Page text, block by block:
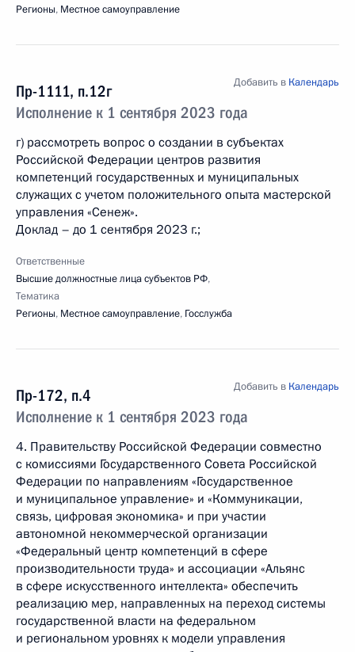
Регионы, Местное самоуправление
Пр-1111, п.12г
Исполнение к 1 сентября 2023 года
Добавить в Календарь
г) рассмотреть вопрос о создании в субъектах
Российской Федерации центров развития
компетенций государственных и муниципальных
служащих с учетом положительного опыта мастерской
управления «Сенеж».
Доклад – до 1 сентября 2023 г.;
Ответственные
Высшие должностные лица субъектов РФ,
Тематика
Регионы, Местное самоуправление, Госслужба
Пр-172, п.4
Исполнение к 1 сентября 2023 года
Добавить в Календарь
4. Правительству Российской Федерации совместно
с комиссиями Государственного Совета Российской
Федерации по направлениям «Государственное
и муниципальное управление» и «Коммуникации,
связь, цифровая экономика» и при участии
автономной некоммерческой организации
«Федеральный центр компетенций в сфере
производительности труда» и ассоциации «Альянс
в сфере искусственного интеллекта» обеспечить
реализацию мер, направленных на переход системы
государственной власти на федеральном
и региональном уровнях к модели управления